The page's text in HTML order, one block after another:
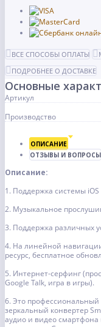
ВСЕ СПОСОБЫ ОПЛАТЫ
ПОДРОБНЕЕ О ДОСТАВКЕ
Основные
Артикул
Производство
ОПИСАНИЕ
ОТЗЫВЫ И ВОПРОСЫ
Описание:
1. Поддержка системы
2. Музыкальное
3. Поддержка различных
4. На линейной
ресурс, бесплатное
5. Интернет-серфинг
Google Talk, игра в игры).
6. Это
зеркальный конвертер
аудио и видео смартфона